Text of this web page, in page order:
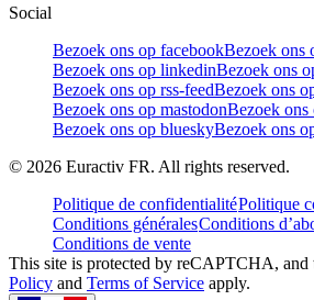
Social
Bezoek ons op facebookBezoek ons
Bezoek ons op linkedinBezoek ons
Bezoek ons op rss-feedBezoek ons
Bezoek ons op mastodonBezoek ons
Bezoek ons op blueskyBezoek ons
© 2026 Euractiv FR. All rights reserved.
Politique de confidentialitéPolitique
Conditions généralesConditions
Conditions de vente
This site is protected by reCAPTCHA, and
Policy and Terms of Service apply.